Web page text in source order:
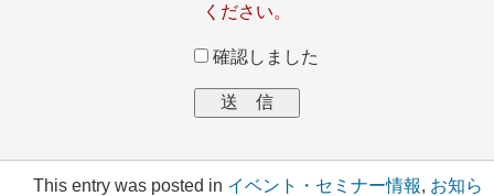
ください。
確認しました
This entry was posted in イベント・セミナー情報, お知ら